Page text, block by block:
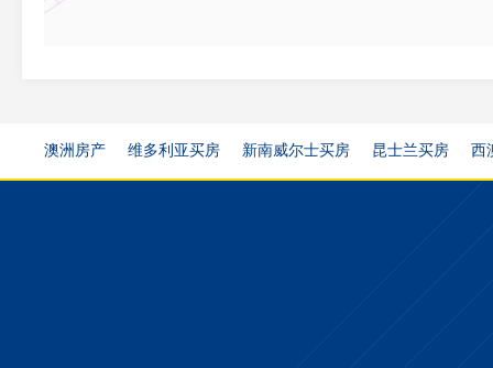
澳洲房产 维多利亚买房 新南威尔士买房 昆士兰买房 西